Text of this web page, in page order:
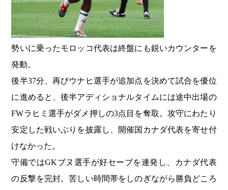
勢いに乗ったモロッコ代表は終盤にも鋭いカウンターを
発動。
後半37分、再びウナヒ選手が追加点を決めて試合を優位
に進めると、後半アディショナルタイムには途中出場の
FWラヒミ選手がダメ押しの3点目を奪取。攻守にわたり
安定した戦いぶりを披露し、開催国カナダ代表を寄せ付
けなかった。
守備ではGKブヌ選手が好セーブを連発し、カナダ代表
の反撃を完封。苦しい時間帯をしのぎながら勝負どころ